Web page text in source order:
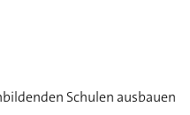
Schulen ausbauen